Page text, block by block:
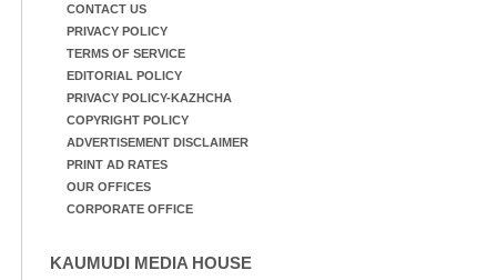
CONTACT US
PRIVACY POLICY
TERMS OF SERVICE
EDITORIAL POLICY
PRIVACY POLICY-KAZHCHA
COPYRIGHT POLICY
ADVERTISEMENT DISCLAIMER
PRINT AD RATES
OUR OFFICES
CORPORATE OFFICE
KAUMUDI MEDIA HOUSE